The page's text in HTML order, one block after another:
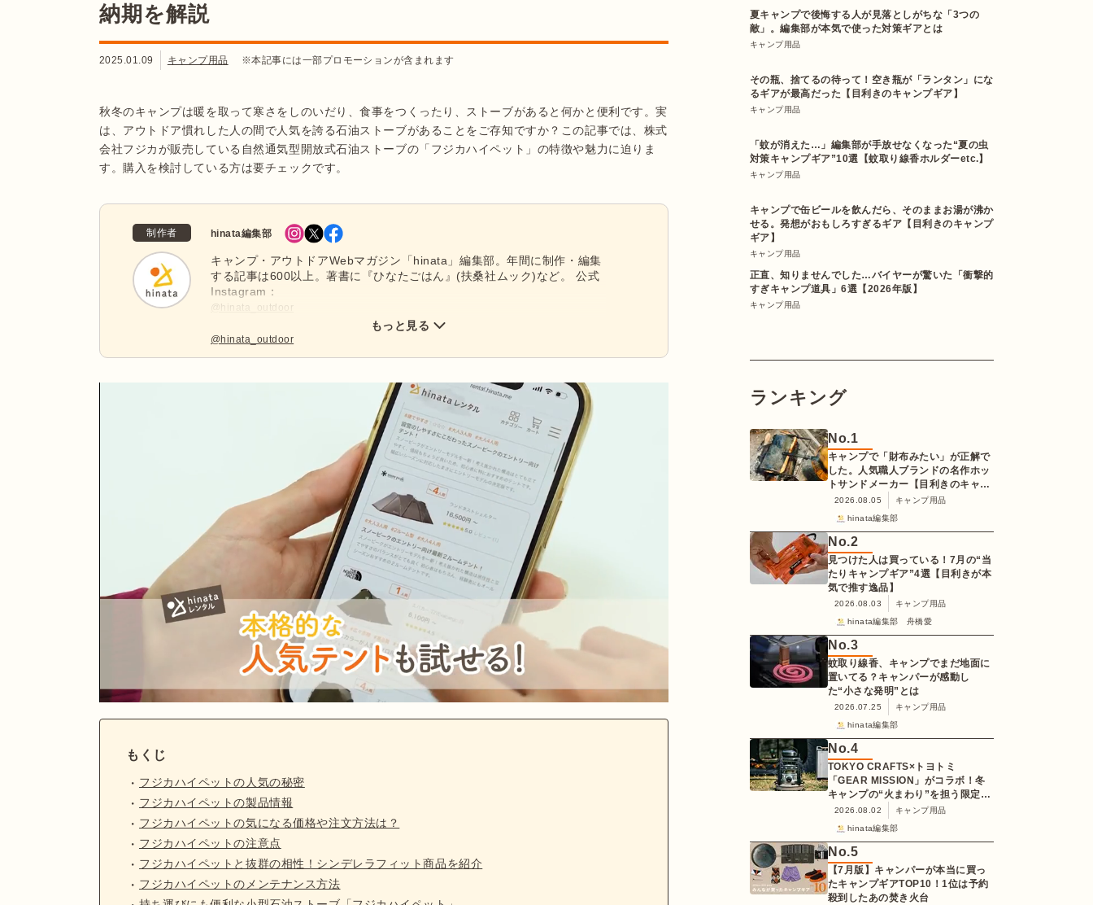
納期を解説
2025.01.09 キャンプ用品 ※本記事には一部プロモーションが含まれます
秋冬のキャンプは暖を取って寒さをしのいだり、食事をつくったり、ストーブがあると何かと便利です。実
は、アウトドア慣れした人の間で人気を誇る石油ストーブがあることをご存知ですか？この記事では、株式
会社フジカが販売している自然通気型開放式石油ストーブの「フジカハイペット」の特徴や魅力に迫りま
す。購入を検討している方は要チェックです。
制作者 hinata編集部
キャンプ・アウトドアWebマガジン「hinata」編集部。年間に制作・編集
する記事は600以上。著書に『ひなたごはん』(扶桑社ムック)など。 公式
Instagram：
@hinata_outdoor
@hinata_outdoor
もっと見る
もくじ
フジカハイペットの人気の秘密
フジカハイペットの製品情報
フジカハイペットの気になる価格や注文方法は？
フジカハイペットの注意点
フジカハイペットと抜群の相性！シンデレラフィット商品を紹介
フジカハイペットのメンテナンス方法
夏キャンプで後悔する人が見落としがちな「3つの
敵」。編集部が本気で使った対策ギアとは
キャンプ用品
その瓶、捨てるの待って！空き瓶が「ランタン」にな
るギアが最高だった【目利きのキャンプギア】
キャンプ用品
「蚊が消えた…」編集部が手放せなくなった“夏の虫
対策キャンプギア”10選【蚊取り線香ホルダーetc.】
キャンプ用品
キャンプで缶ビールを飲んだら、そのままお湯が沸か
せる。発想がおもしろすぎるギア【目利きのキャンプ
ギア】
キャンプ用品
正直、知りませんでした…バイヤーが驚いた「衝撃的
すぎキャンプ道具」6選【2026年版】
キャンプ用品
ランキング
No.1
キャンプで「財布みたい」が正解で
した。人気職人ブランドの名作ホッ
トサンドメーカー【目利きのキャン
プギア】
2026.08.05
キャンプ用品
hinata編集部
No.2
見つけた人は買っている！7月の“当
たりキャンプギア”4選【目利きが本
気で推す逸品】
2026.08.03
キャンプ用品
hinata編集部 舟橋愛
No.3
蚊取り線香、キャンプでまだ地面に
置いてる？キャンパーが感動し
た“小さな発明”とは
2026.07.25
キャンプ用品
hinata編集部
No.4
TOKYO CRAFTS×トヨトミ
「GEAR MISSION」がコラボ！冬
キャンプの“火まわり”を担う限定
K3クッキングストーブが登場
2026.08.02
キャンプ用品
hinata編集部
No.5
【7月版】キャンパーが本当に買っ
たキャンプギアTOP10！1位は予約
殺到したあの焚き火台